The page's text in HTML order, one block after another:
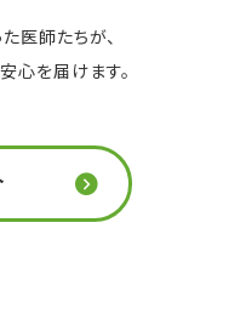
医師たちが、
心を届けます。